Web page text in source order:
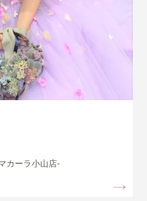
カーラ小山店-